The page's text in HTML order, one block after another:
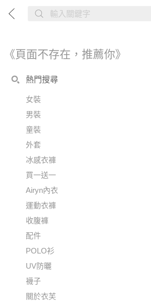
《頁面不存在，推薦你》
熱門搜尋
女裝
男裝
童裝
外套
冰感衣褲
買一送一
Airyn內衣
運動衣褲
收腹褲
配件
POLO衫
UV防曬
襪子
關於衣芙